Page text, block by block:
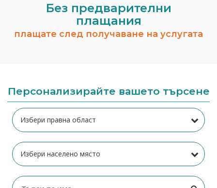
Без предварителни
плащания
плащате след получаване на услугата
Персонализирайте вашето търсене